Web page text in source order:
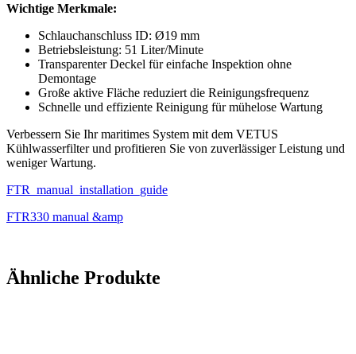
Wichtige Merkmale:
Schlauchanschluss ID: Ø19 mm
Betriebsleistung: 51 Liter/Minute
Transparenter Deckel für einfache Inspektion ohne
Demontage
Große aktive Fläche reduziert die Reinigungsfrequenz
Schnelle und effiziente Reinigung für mühelose Wartung
Verbessern Sie Ihr maritimes System mit dem VETUS
Kühlwasserfilter und profitieren Sie von zuverlässiger Leistung und
weniger Wartung.
FTR_manual_installation_guide
FTR330 manual &amp
Ähnliche Produkte